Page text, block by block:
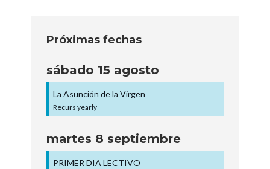
Próximas fechas
sábado 15 agosto
La Asunción de la Virgen
Recurs yearly
martes 8 septiembre
PRIMER DIA LECTIVO